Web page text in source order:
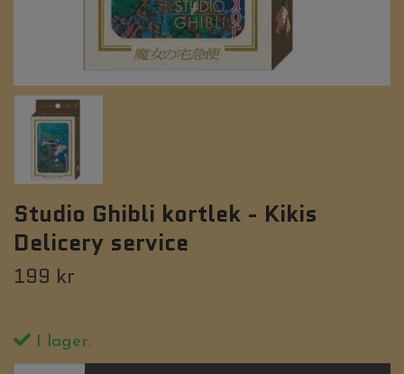
Studio Ghibli kortlek - Kikis
Delicery service
199 kr
I lager.